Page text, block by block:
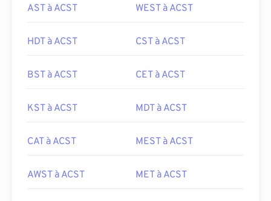
AST à ACST WEST à ACST
HDT à ACST CST à ACST
BST à ACST CET à ACST
KST à ACST MDT à ACST
CAT à ACST MEST à ACST
AWST à ACST MET à ACST